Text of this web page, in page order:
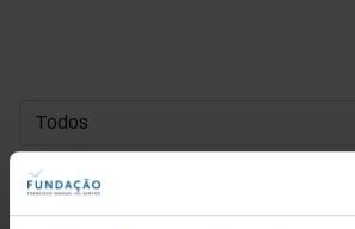
DATA DE INÍCIO